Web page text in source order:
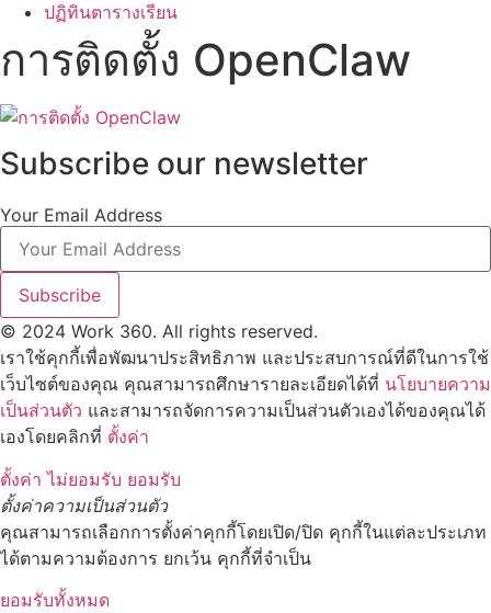
ปฏิทินตารางเรียน
การติดตั้ง OpenClaw
Subscribe our newsletter
Your Email Address
Subscribe
© 2024 Work 360. All rights reserved.
เราใช้คุกกี้เพื่อพัฒนาประสิทธิภาพ และประสบการณ์ที่ดีในการใช้
เว็บไซต์ของคุณ คุณสามารถศึกษารายละเอียดได้ที่ นโยบายความ
เป็นส่วนตัว และสามารถจัดการความเป็นส่วนตัวเองได้ของคุณได้
เองโดยคลิกที่ ตั้งค่า
ตั้งค่า ไม่ยอมรับ ยอมรับ
ตั้งค่าความเป็นส่วนตัว
คุณสามารถเลือกการตั้งค่าคุกกี้โดยเปิด/ปิด คุกกี้ในแต่ละประเภท
ได้ตามความต้องการ ยกเว้น คุกกี้ที่จำเป็น
ยอมรับทั้งหมด